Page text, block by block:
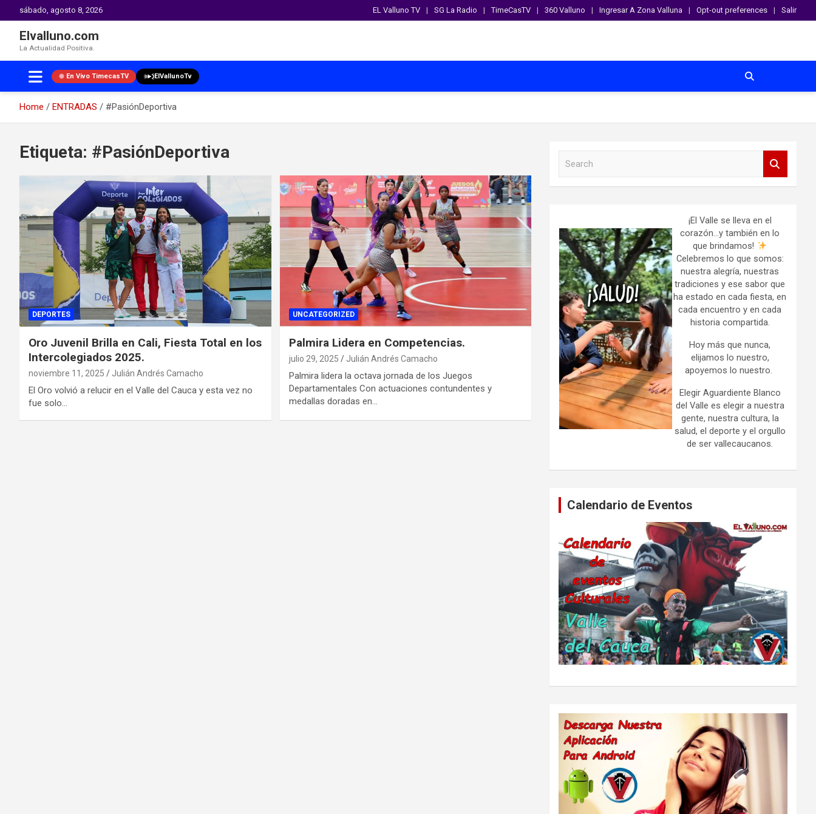
sábado, agosto 8, 2026 EL Valluno TV SG La Radio TimeCasTV 360 Valluno Ingresar A Zona Valluna Opt-out preferences Salir
Elvalluno.com
La Actualidad Positiva.
En Vivo TimecasTV ElVallunoTv
Home ENTRADAS
#PasiónDeportiva
contentEtiqueta: #PasiónDeportiva
DEPORTES
Oro Juvenil Brilla en Cali, Fiesta Total en los
Intercolegiados 2025.
noviembre 11, 2025 Julián Andrés Camacho
El Oro volvió a relucir en el Valle del Cauca y esta vez no
fue solo…
UNCATEGORIZED
Palmira Lidera en Competencias.
julio 29, 2025 Julián Andrés Camacho
Palmira lidera la octava jornada de los Juegos
Departamentales Con actuaciones contundentes y
medallas doradas en…
¡El Valle se lleva en el
corazón…y también en lo
que brindamos!
Celebremos lo que somos:
nuestra alegría, nuestras
tradiciones y ese sabor que
ha estado en cada fiesta, en
cada encuentro y en cada
historia compartida.
Hoy más que nunca,
elijamos lo nuestro,
apoyemos lo nuestro.
Elegir Aguardiente Blanco
del Valle es elegir a nuestra
gente, nuestra cultura, la
salud, el deporte y el orgullo
de ser vallecaucanos.
Calendario de Eventos